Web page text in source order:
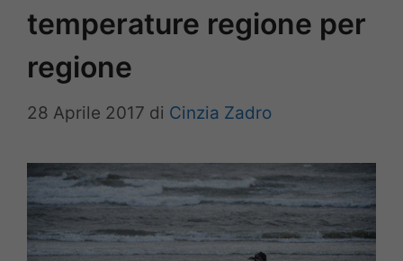
temperature regione per
regione
28 Aprile 2017 di Cinzia Zadro